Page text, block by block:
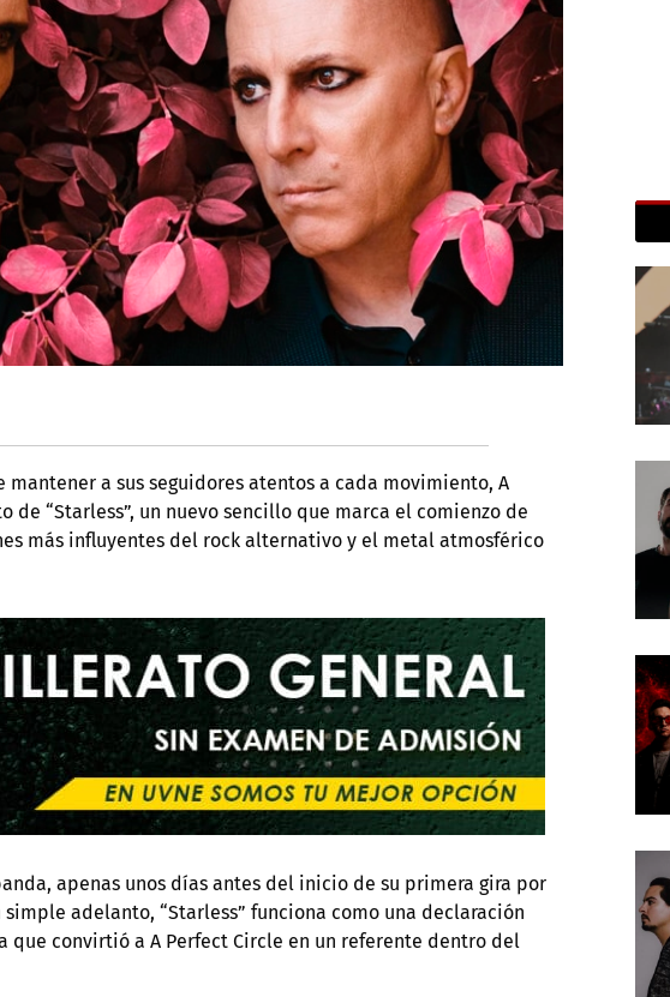
a sus seguidores atentos a cada movimiento, A
“Starless”, un nuevo sencillo que marca el comienzo de
más influyentes del rock alternativo y el metal atmosférico
apenas unos días antes del inicio de su primera gira por
adelanto, “Starless” funciona como una declaración
convirtió a A Perfect Circle en un referente dentro del